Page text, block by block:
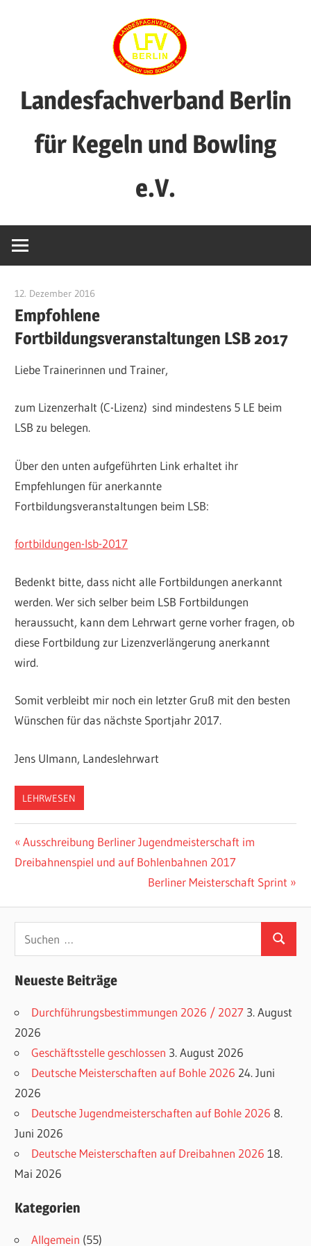
Landesfachverband Berlin
für Kegeln und Bowling
e.V.
12. Dezember 2016
Empfohlene
Fortbildungsveranstaltungen LSB 2017
Liebe Trainerinnen und Trainer,
zum Lizenzerhalt (C-Lizenz) sind mindestens 5 LE beim
LSB zu belegen.
Über den unten aufgeführten Link erhaltet ihr
Empfehlungen für anerkannte
Fortbildungsveranstaltungen beim LSB:
fortbildungen-lsb-2017
Bedenkt bitte, dass nicht alle Fortbildungen anerkannt
werden. Wer sich selber beim LSB Fortbildungen
heraussucht, kann dem Lehrwart gerne vorher fragen, ob
diese Fortbildung zur Lizenzverlängerung anerkannt
wird.
Somit verbleibt mir noch ein letzter Gruß mit den besten
Wünschen für das nächste Sportjahr 2017.
Jens Ulmann, Landeslehrwart
LEHRWESEN
Beitragsnavigation
Vorheriger
Beitrag:
Ausschreibung Berliner Jugendmeisterschaft im
Dreibahnenspiel und auf Bohlenbahnen 2017
Nächster
Berliner Meisterschaft Sprint
Suchen
Neueste Beiträge
Durchführungsbestimmungen 2026 / 2027 3. August
2026
Geschäftsstelle geschlossen 3. August 2026
Deutsche Meisterschaften auf Bohle 2026 24. Juni
2026
Deutsche Jugendmeisterschaften auf Bohle 2026 8.
Juni 2026
Deutsche Meisterschaften auf Dreibahnen 2026 18.
Mai 2026
Kategorien
Allgemein (55)